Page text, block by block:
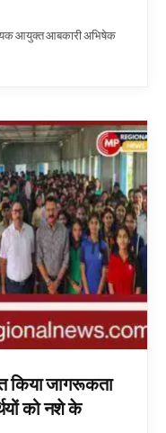
आयुक्त आबकारी अभिषेक
किया जागरूकता
को नशे के